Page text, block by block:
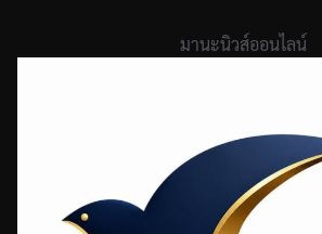
มานะนิวส์ออนไลน์